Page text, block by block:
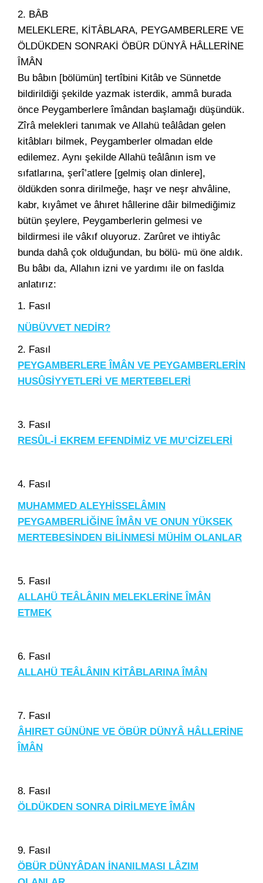
2. BÂB
MELEKLERE, KİTÂBLARA, PEYGAMBERLERE VE
ÖLDÜKDEN SONRAKİ ÖBÜR DÜNYÂ HÂLLERİNE
ÎMÂN
Bu bâbın [bölümün] tertîbini Kitâb ve Sünnetde
bildirildiği şekilde yazmak isterdik, ammâ burada
önce Peygamberlere îmândan başlamağı düşündük.
Zîrâ melekleri tanımak ve Allahü teâlâdan gelen
kitâbları bilmek, Peygamberler olmadan elde
edilemez. Aynı şekilde Allahü teâlânın ism ve
sıfatlarına, şerî’atlere [gelmiş olan dinlere],
öldükden sonra dirilmeğe, haşr ve neşr ahvâline,
kabr, kıyâmet ve âhıret hâllerine dâir bilmediğimiz
bütün şeylere, Peygamberlerin gelmesi ve
bildirmesi ile vâkıf oluyoruz. Zarûret ve ihtiyâc
bunda dahâ çok olduğundan, bu bölü- mü öne aldık.
Bu bâbı da, Allahın izni ve yardımı ile on faslda
anlatırız:
1. Fasıl
NÜBÜVVET NEDİR?
2. Fasıl
PEYGAMBERLERE ÎMÂN VE PEYGAMBERLERİN
HUSÛSİYYETLERİ VE MERTEBELERİ
3. Fasıl
RESÛL-İ EKREM EFENDİMİZ VE MU’CİZELERİ
4. Fasıl
MUHAMMED ALEYHİSSELÂMIN
PEYGAMBERLİĞİNE ÎMÂN VE ONUN YÜKSEK
MERTEBESİNDEN BİLİNMESİ MÜHİM OLANLAR
5. Fasıl
ALLAHÜ TEÂLÂNIN MELEKLERİNE ÎMÂN
ETMEK
6. Fasıl
ALLAHÜ TEÂLÂNIN KİTÂBLARINA ÎMÂN
7. Fasıl
ÂHIRET GÜNÜNE VE ÖBÜR DÜNYÂ HÂLLERİNE
ÎMÂN
8. Fasıl
ÖLDÜKDEN SONRA DİRİLMEYE ÎMÂN
9. Fasıl
ÖBÜR DÜNYÂDAN İNANILMASI LÂZIM